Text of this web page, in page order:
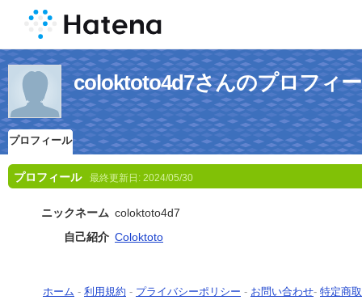
coloktoto4d7さんのプロフィ
プロフィール
プロフィール 最終更新日: 2024/05/30
ニックネーム coloktoto4d7
自己紹介 Coloktoto
ホーム - 利用規約 - プライバシーポリシー - お問い合わせ- 特定商